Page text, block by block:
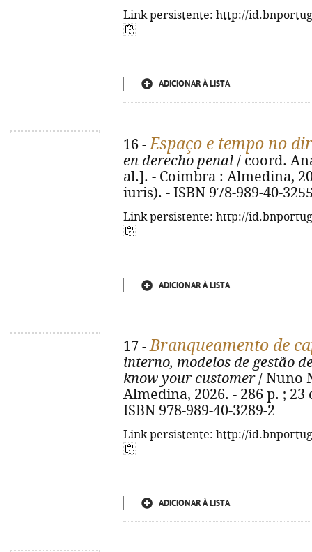
Link persistente: http://
ADICIONAR À LISTA
16 -Espaço e tempo no
en derecho penal / coord.
al.]. - Coimbra : Almedina,
iuris). - ISBN 978-989-40-
Link persistente: http://
ADICIONAR À LISTA
17 -Branqueamento de
interno, modelos de gestão
know your customer/ Nuno
Almedina, 2026. - 286 p. ;
ISBN 978-989-40-3289-2
Link persistente: http://
ADICIONAR À LISTA